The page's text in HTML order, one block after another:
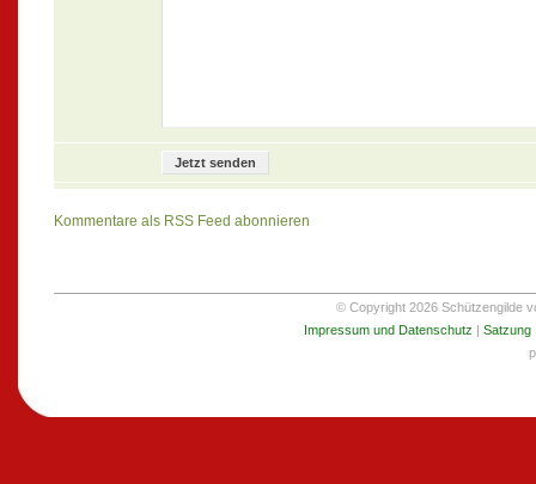
Kommentare als RSS Feed abonnieren
© Copyright 2026 Schützengilde
Impressum und Datenschutz | Satzung